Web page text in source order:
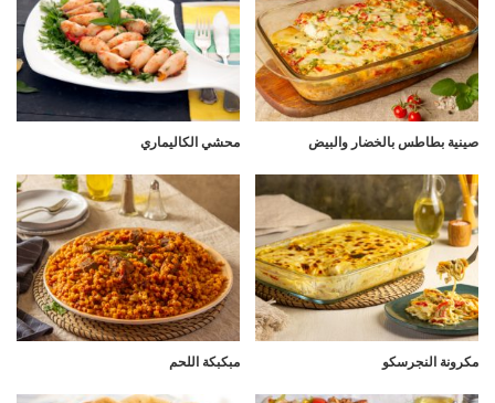
صينية بطاطس بالخضار والبيض محشي الكاليماري
مكرونة النجرسكو مبكبكة اللحم